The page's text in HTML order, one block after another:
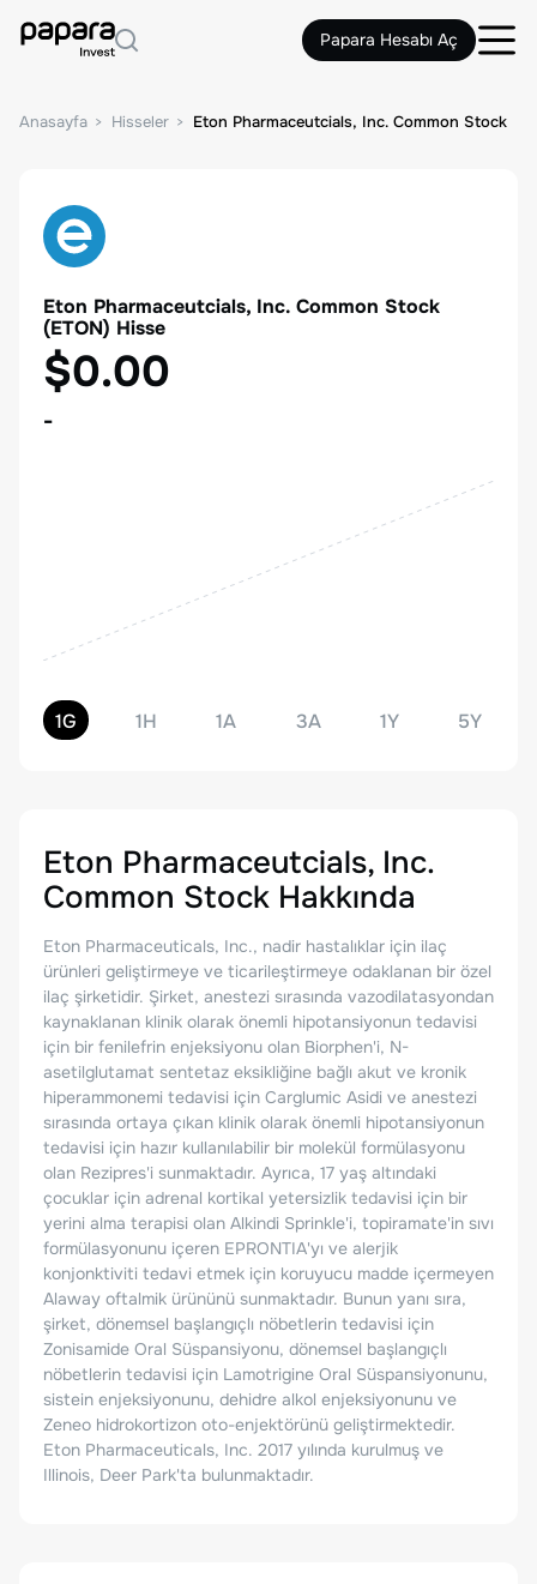
Papara Hesabı Aç
Anasayfa Hisseler Eton Pharmaceutcials, Inc. Common Stock
Eton Pharmaceutcials, Inc. Common Stock
(ETON) Hisse
$0.00
-
1G 1H 1A 3A 1Y 5Y
Eton Pharmaceutcials, Inc.
Common Stock Hakkında
Eton Pharmaceuticals, Inc., nadir hastalıklar için ilaç
ürünleri geliştirmeye ve ticarileştirmeye odaklanan bir özel
ilaç şirketidir. Şirket, anestezi sırasında vazodilatasyondan
kaynaklanan klinik olarak önemli hipotansiyonun tedavisi
için bir fenilefrin enjeksiyonu olan Biorphen'i, N-
asetilglutamat sentetaz eksikliğine bağlı akut ve kronik
hiperammonemi tedavisi için Carglumic Asidi ve anestezi
sırasında ortaya çıkan klinik olarak önemli hipotansiyonun
tedavisi için hazır kullanılabilir bir molekül formülasyonu
olan Rezipres'i sunmaktadır. Ayrıca, 17 yaş altındaki
çocuklar için adrenal kortikal yetersizlik tedavisi için bir
yerini alma terapisi olan Alkindi Sprinkle'i, topiramate'in sıvı
formülasyonunu içeren EPRONTIA'yı ve alerjik
konjonktiviti tedavi etmek için koruyucu madde içermeyen
Alaway oftalmik ürününü sunmaktadır. Bunun yanı sıra,
şirket, dönemsel başlangıçlı nöbetlerin tedavisi için
Zonisamide Oral Süspansiyonu, dönemsel başlangıçlı
nöbetlerin tedavisi için Lamotrigine Oral Süspansiyonunu,
sistein enjeksiyonunu, dehidre alkol enjeksiyonunu ve
Zeneo hidrokortizon oto-enjektörünü geliştirmektedir.
Eton Pharmaceuticals, Inc. 2017 yılında kurulmuş ve
Illinois, Deer Park'ta bulunmaktadır.